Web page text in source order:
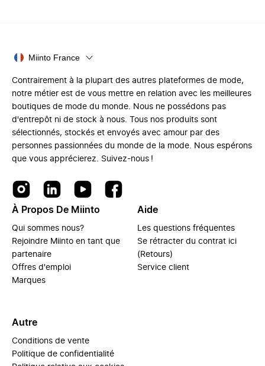
Miinto France
Contrairement à la plupart des autres plateformes de mode,
notre métier est de vous mettre en relation avec les meilleures
boutiques de mode du monde. Nous ne possédons pas
d'entrepôt ni de stock à nous. Tous nos produits sont
sélectionnés, stockés et envoyés avec amour par des
personnes passionnées du monde de la mode. Nous espérons
que vous apprécierez. Suivez-nous !
À Propos De Miinto
Qui sommes nous?
Rejoindre Miinto en tant que
partenaire
Offres d'emploi
Marques
Aide
Les questions fréquentes
Se rétracter du contrat ici
(Retours)
Service client
Autre
Conditions de vente
Politique de confidentialité